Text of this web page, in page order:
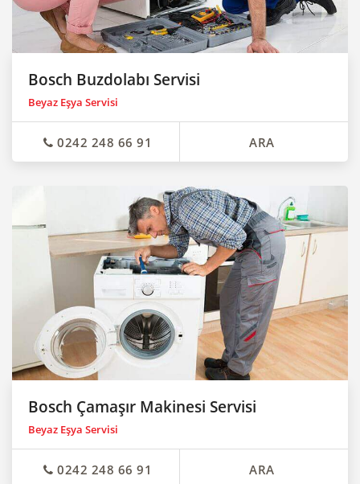
Bosch Buzdolabı Servisi
Beyaz Eşya Servisi
0242 248 66 91 ARA
Bosch Çamaşır Makinesi Servisi
Beyaz Eşya Servisi
0242 248 66 91 ARA